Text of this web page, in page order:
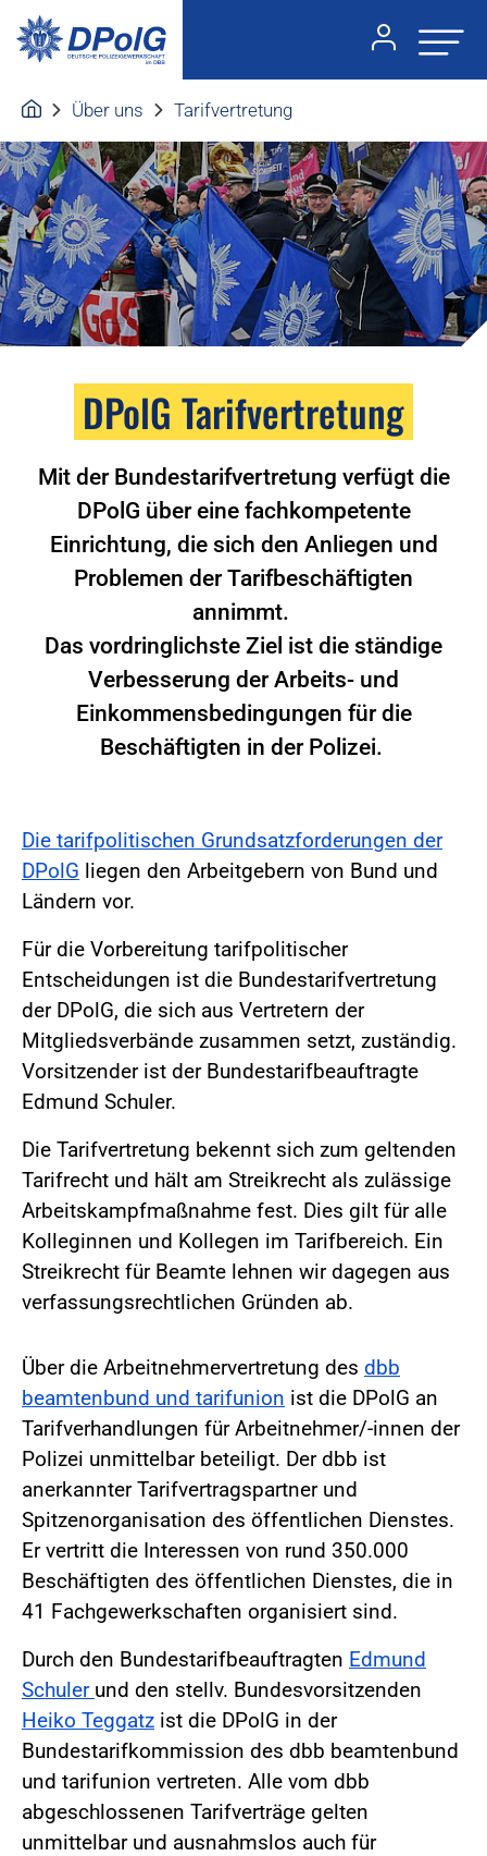
Über uns Tarifvertretung
DPolG Tarifvertretung
Mit der Bundestarifvertretung verfügt die
DPolG über eine fachkompetente
Einrichtung, die sich den Anliegen und
Problemen der Tarifbeschäftigten
annimmt.
Das vordringlichste Ziel ist die ständige
Verbesserung der Arbeits- und
Einkommensbedingungen für die
Beschäftigten in der Polizei.
Die tarifpolitischen Grundsatzforderungen der
DPolG liegen den Arbeitgebern von Bund und
Ländern vor.
Für die Vorbereitung tarifpolitischer
Entscheidungen ist die Bundestarifvertretung
der DPolG, die sich aus Vertretern der
Mitgliedsverbände zusammen setzt, zuständig.
Vorsitzender ist der Bundestarifbeauftragte
Edmund Schuler.
Die Tarifvertretung bekennt sich zum geltenden
Tarifrecht und hält am Streikrecht als zulässige
Arbeitskampfmaßnahme fest. Dies gilt für alle
Kolleginnen und Kollegen im Tarifbereich. Ein
Streikrecht für Beamte lehnen wir dagegen aus
verfassungsrechtlichen Gründen ab.
Über die Arbeitnehmervertretung des dbb
beamtenbund und tarifunion ist die DPolG an
Tarifverhandlungen für Arbeitnehmer/-innen der
Polizei unmittelbar beteiligt. Der dbb ist
anerkannter Tarifvertragspartner und
Spitzenorganisation des öffentlichen Dienstes.
Er vertritt die Interessen von rund 350.000
Beschäftigten des öffentlichen Dienstes, die in
41 Fachgewerkschaften organisiert sind.
Durch den Bundestarifbeauftragten Edmund
Schuler und den stellv. Bundesvorsitzenden
Heiko Teggatz ist die DPolG in der
Bundestarifkommission des dbb beamtenbund
und tarifunion vertreten. Alle vom dbb
abgeschlossenen Tarifverträge gelten
unmittelbar und ausnahmslos auch für